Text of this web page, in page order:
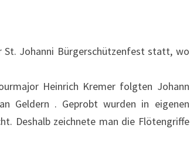
Johanni Bürgerschützenfest statt, wo
Heinrich Kremer folgten Johann
Geldern . Geprobt wurden in eigenen
Deshalb zeichnete man die Flötengriffe